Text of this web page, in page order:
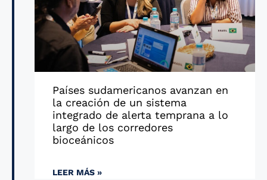
Países sudamericanos avanzan en
la creación de un sistema
integrado de alerta temprana a lo
largo de los corredores
bioceánicos
LEER MÁS »